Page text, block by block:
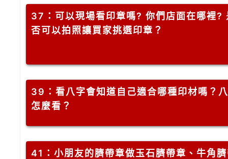
37 ：可以現場看印章嗎? 你們店面在哪裡?
否可以拍照讓買家挑選印章？
39 ：看八字會知道自己適合哪種印材嗎？
怎麼看？
41 ：小朋友的臍帶章做玉石臍帶章、牛角